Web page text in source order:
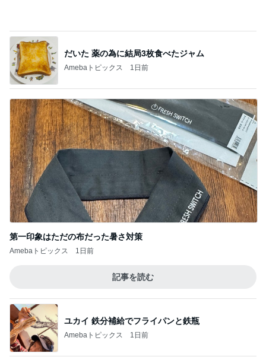
だいた 薬の為に結局3枚食べたジャム
Amebaトピックス 1日前
第一印象はただの布だった暑さ対策
Amebaトピックス 1日前
記事を読む
ユカイ 鉄分補給でフライパンと鉄瓶
Amebaトピックス 1日前